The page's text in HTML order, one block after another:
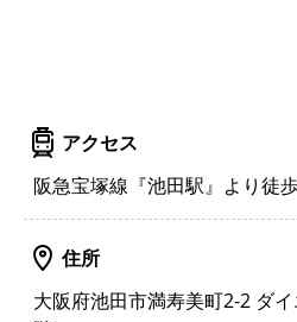
アクセス
阪急宝塚線『池田駅』より徒
住所
大阪府池田市満寿美町2-2 ダ